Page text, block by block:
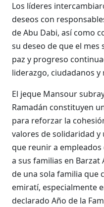
Los líderes
deseos con
de Abu Dabi, así como
su deseo de que el
paz y progreso
liderazgo, ciudadanos y
El jeque Mansour
Ramadán constituyen
para reforzar la
valores de solidaridad
que reunir a
a sus familias en
de una sola familia que
emiratí, especialmente
declarado Año de la